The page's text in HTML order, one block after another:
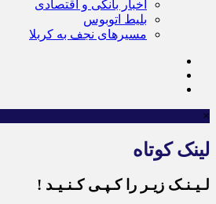
اخبار بانکی و اقتصادی
بلیط اتوبوس
مسیرهای نجف به کربلا
×
لینک کوتاه
لـیـنـک زیـر را کـپـی کـنـیـد !